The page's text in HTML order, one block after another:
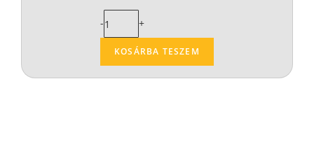
- +
KOSÁRBA TESZEM